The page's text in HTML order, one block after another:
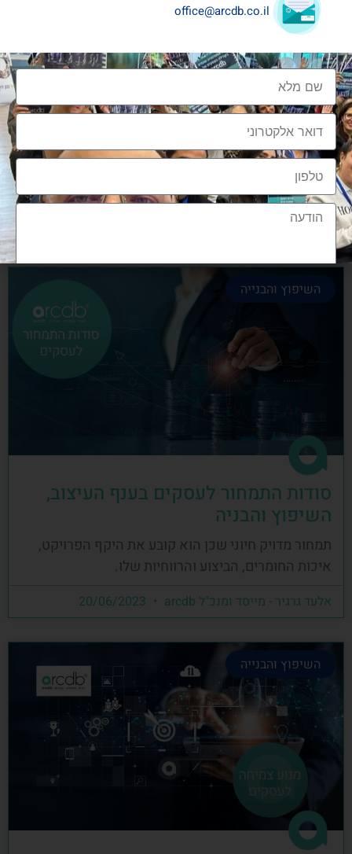
שיתופי פעולה בענף העיצוב והבניה
שיתופי פעולה בענף העיצוב והבניה הם מתכון הכרחי
להצלחה, לנו בארכדיבי יש את הניסיון והיכולת
אלעד גרגיר - מייסד ומנכ"ל arcdb
השיפוץ והבנייה
סודות התמחור לעסקים בענף העיצוב,
השיפוץ והבניה
תמחור מדויק חיוני שכן הוא קובע את היקף הפרויקט,
איכות החומרים, הביצוע והרווחיות שלו.
אלעד גרגיר - מייסד ומנכ"ל arcdb
השיפוץ והבנייה
office@arcdb.co.il
הצטרפות לקהילה